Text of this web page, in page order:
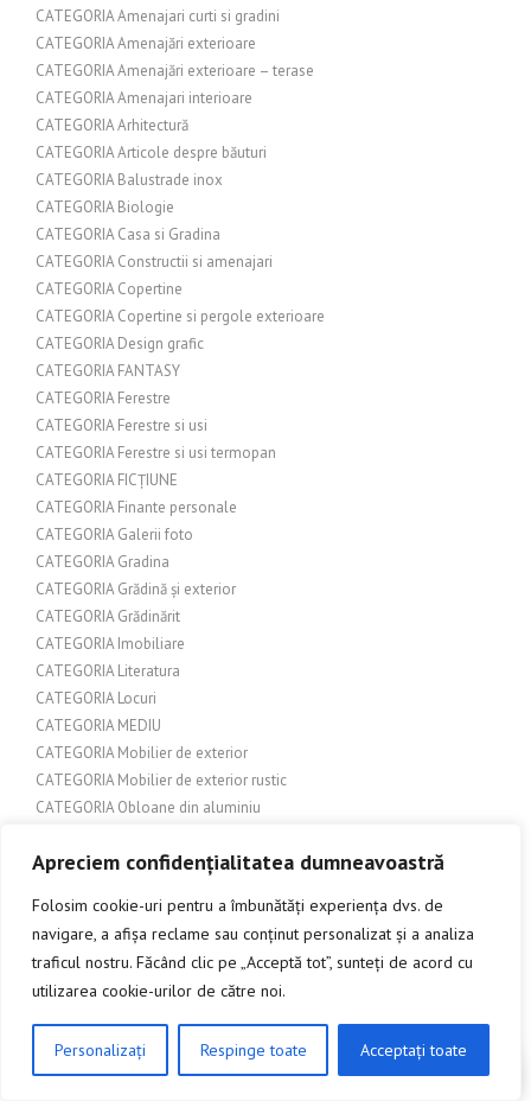
Apreciem confidențialitatea dumneavoastră
Folosim cookie-uri pentru a îmbunătăți experiența dvs. de
navigare, a afișa reclame sau conținut personalizat și a analiza
traficul nostru. Făcând clic pe „Acceptă tot”, sunteți de acord cu
utilizarea cookie-urilor de către noi.
Personalizați Respinge toate Acceptați toate
CATEGORIA Amenajari curti si gradini
CATEGORIA Amenajări exterioare
CATEGORIA Amenajări exterioare – terase
CATEGORIA Amenajari interioare
CATEGORIA Arhitectură
CATEGORIA Articole despre băuturi
CATEGORIA Balustrade inox
CATEGORIA Biologie
CATEGORIA Casa si Gradina
CATEGORIA Constructii si amenajari
CATEGORIA Copertine
CATEGORIA Copertine si pergole exterioare
CATEGORIA Design grafic
CATEGORIA FANTASY
CATEGORIA Ferestre
CATEGORIA Ferestre si usi
CATEGORIA Ferestre si usi termopan
CATEGORIA FICȚIUNE
CATEGORIA Finante personale
CATEGORIA Galerii foto
CATEGORIA Gradina
CATEGORIA Grădină și exterior
CATEGORIA Grădinărit
CATEGORIA Imobiliare
CATEGORIA Literatura
CATEGORIA Locuri
CATEGORIA MEDIU
CATEGORIA Mobilier de exterior
CATEGORIA Mobilier de exterior rustic
CATEGORIA Obloane din aluminiu
CATEGORIA Tehnologie
CATEGORIA Turism
CATEGORIA Urbanism
CATEGORIA USI ANTIFOC
CATEGORIA Usi metalice exterioare
CATEGORIA: Accesorii auto
CATEGORIA: Accesorii pentru corturi
CATEGORIA: Accesorii pentru garaj
CLICK AICI PENTRU A DISCUTA